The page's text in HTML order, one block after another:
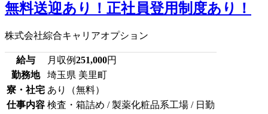
無料送迎あり！正社員登用制度あり！
株式会社綜合キャリアオプション
給与 月収例251,000円
勤務地
埼玉県 美里町
寮・社宅 あり（無料）
仕事内容 検査・箱詰め / 製薬化粧品系工場 / 日勤